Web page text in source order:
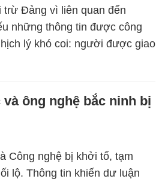
trừ Đảng vì liên quan đến
những thông tin được công
lý khó coi: người được giao
ông nghệ bắc ninh bị
Công nghệ bị khởi tố, tạm
lộ. Thông tin khiến dư luận